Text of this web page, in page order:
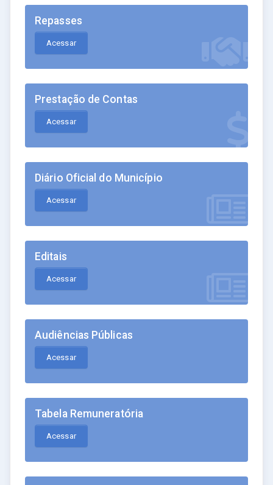
Repasses
Acessar
Prestação de Contas
Acessar
Diário Oficial do Município
Acessar
Editais
Acessar
Audiências Públicas
Acessar
Tabela Remuneratória
Acessar